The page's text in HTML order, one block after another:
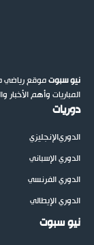
نيو سبوتموقع رياضي
المباريات وأهم الأخبار
دوريات
الدوريالإنجليزي
الدوري الإسباني
الدوري الفرنسي
الدوري الإيطالي
نيو سبوت